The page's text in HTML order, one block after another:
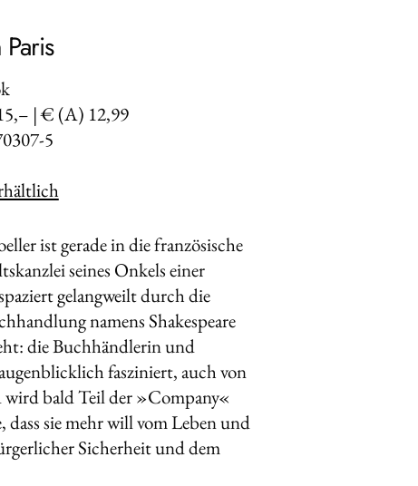
| € (A) 12,99
5
ist gerade in die französische
seines Onkels einer
gelangweilt durch die
namens Shakespeare
die Buchhändlerin und
fasziniert, auch von
wird bald Teil der »Company«
sie mehr will vom Leben und
Sicherheit und dem